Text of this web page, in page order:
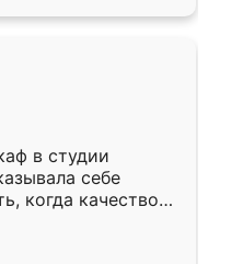
в студии
себе
когда качеством
кухня уже почти